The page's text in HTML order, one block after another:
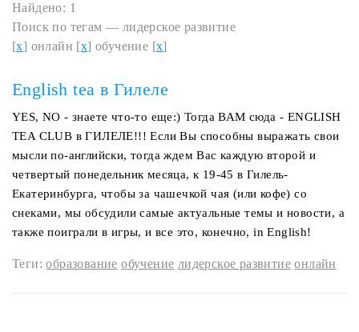
Найдено: 1
Поиск по тегам — лидерское развитие
[x] онлайн [x] обучение [x]
English tea в Гилеле
YES, NO - знаете что-то еще:) Тогда ВАМ сюда - ENGLISH
TEA CLUB в ГИЛЕЛЕ!!! Если Вы способны выражать свои
мысли по-английски, тогда ждем Вас каждую второй и
четвертый понедельник месяца, к 19-45 в Гилель-
Екатеринбурга, чтобы за чашечкой чая (или кофе) со
снеками, мы обсудили самые актуальные темы и новости, а
также поиграли в игры, и все это, конечно, in English!
Теги:образование обучение лидерское развитие онлайн